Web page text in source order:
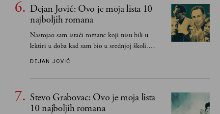
Dejan Jović: Ovo je moja lista 10
najboljih romana
Nastojao sam istaći romane koji nisu bili u
lektiri u doba kad sam bio u srednjoj školi.
Smatrao sam da su "klasici" već dovoljno
DEJAN JOVIĆ
Stevo Grabovac: Ovo je moja lista
10 najboljih romana